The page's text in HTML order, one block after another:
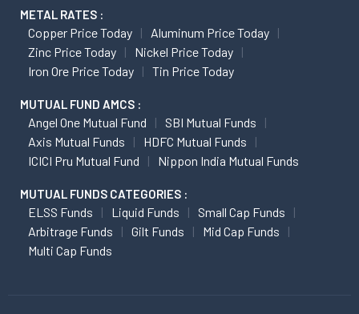
METAL RATES :
Copper Price Today
Aluminum Price Today
Zinc Price Today
Nickel Price Today
Iron Ore Price Today
Tin Price Today
MUTUAL FUND AMCS :
Angel One Mutual Fund
SBI Mutual Funds
Axis Mutual Funds
HDFC Mutual Funds
ICICI Pru Mutual Fund
Nippon India Mutual Funds
MUTUAL FUNDS CATEGORIES :
ELSS Funds Liquid Funds
Small Cap Funds
Arbitrage Funds
Gilt Funds
Mid Cap Funds
Multi Cap Funds